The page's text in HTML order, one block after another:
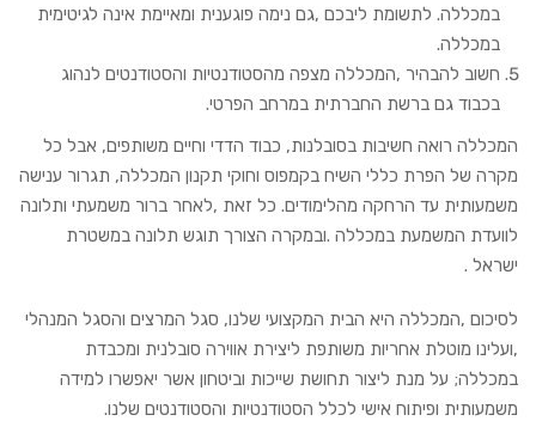
במכללה. לתשומת ליבכם ,גם נימה פוגענית ומאיימת אינה לגיטימית
במכללה.
חשוב להבהיר ,המכללה מצפה מהסטודנטיות והסטודנטים לנהוג
בכבוד גם ברשת החברתית במרחב הפרטי.
המכללה רואה חשיבות בסובלנות, כבוד הדדי וחיים משותפים, אבל כל
מקרה של הפרת כללי השיח בקמפוס וחוקי תקנון המכללה, תגרור ענישה
משמעותית עד הרחקה מהלימודים. כל זאת ,לאחר ברור משמעתי ותלונה
לוועדת המשמעת במכללה .ובמקרה הצורך תוגש תלונה במשטרת
ישראל .
לסיכום ,המכללה היא הבית המקצועי שלנו, סגל המרצים והסגל המנהלי
,ועלינו מוטלת אחריות משותפת ליצירת אווירה סובלנית ומכבדת
במכללה; על מנת ליצור תחושת שייכות וביטחון אשר יאפשרו למידה
משמעותית ופיתוח אישי לכלל הסטודנטיות והסטודנטים שלנו.